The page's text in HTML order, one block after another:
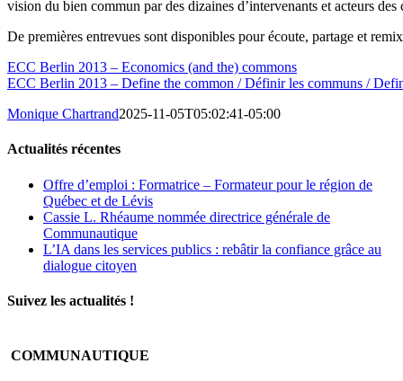
vision du bien commun par des dizaines d’intervenants et acteurs
De premières entrevues sont disponibles pour écoute, partage et
ECC Berlin 2013 – Economics (and the) commons
ECC Berlin 2013 – Define the common / Définir les communs /
Monique Chartrand2025-11-05T05:02:41-05:00
Actualités récentes
Offre d’emploi : Formatrice – Formateur pour le région de
Québec et de Lévis
Cassie L. Rhéaume nommée directrice générale de
Communautique
L’IA dans les services publics : rebâtir la confiance grâce au
dialogue citoyen
Suivez les actualités !
COMMUNAUTIQUE